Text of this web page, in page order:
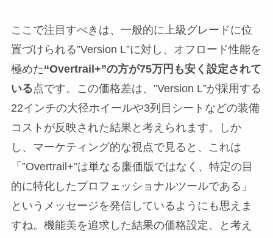
ここで注目すべきは、一般的に上級グレードに位
置づけられる”Version L”に対し、オフロード性能を
極めた“Overtrail+”の方が75万円も安く設定されて
いる点です。この価格差は、”Version L”が採用する
22インチの大径ホイールや3列目シートなどの装備
コストが反映された結果と考えられます。しか
し、マーケティング的な視点で見ると、これは
「”Overtrail+”は単なる廉価版ではなく、特定の目
的に特化したプロフェッショナルツールである」
というメッセージを発信しているようにも思えま
すね。機能美を追求した結果の価格設定、と考え